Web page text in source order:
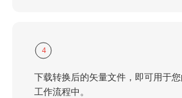
4
下载转换后的矢量文件，即可用于
工作流程中。